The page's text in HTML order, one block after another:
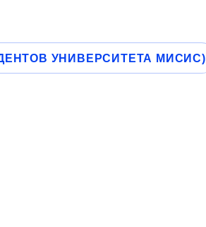
УНИВЕРСИТЕТА МИСИС)